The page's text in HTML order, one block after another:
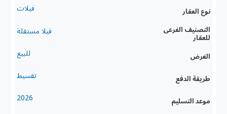
نوع العقار فيلات
التصنيف الفرعى
للعقار
فيلا مستقلة
الغرض للبيع
طريقة الدفع تقسيط
موعد التسليم 2026